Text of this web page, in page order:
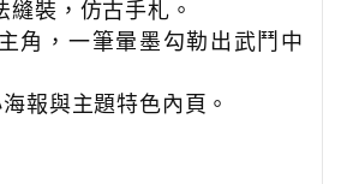
縫裝，仿古手札。
角， 一筆暈墨勾勒出武鬥中
報與主題特色內頁。